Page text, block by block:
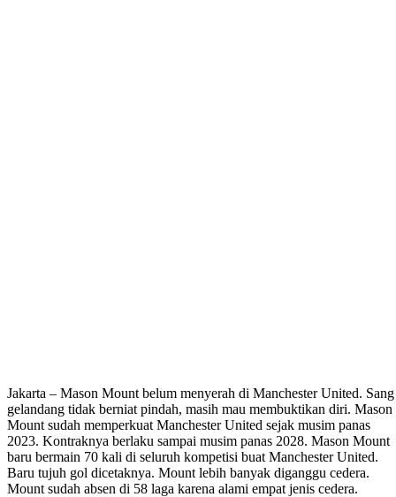
Jakarta – Mason Mount belum menyerah di Manchester United. Sang
gelandang tidak berniat pindah, masih mau membuktikan diri. Mason
Mount sudah memperkuat Manchester United sejak musim panas
2023. Kontraknya berlaku sampai musim panas 2028. Mason Mount
baru bermain 70 kali di seluruh kompetisi buat Manchester United.
Baru tujuh gol dicetaknya. Mount lebih banyak diganggu cedera.
Mount sudah absen di 58 laga karena alami empat jenis cedera.